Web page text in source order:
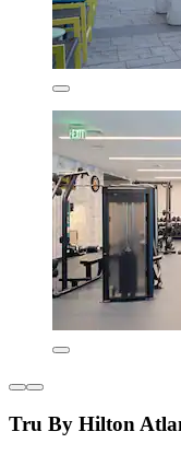
Tru By Hilton